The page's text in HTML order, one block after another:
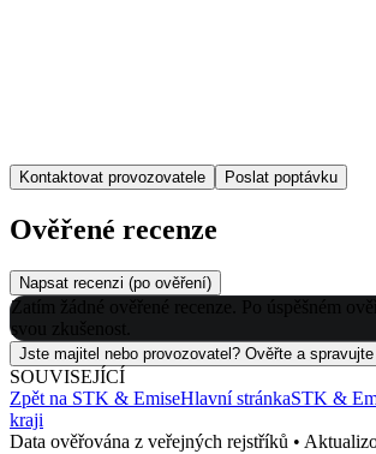
Kontaktovat provozovatele Poslat poptávku
Ověřené recenze
Napsat recenzi (po ověření)
Zatím žádné ověřené recenze. Po úspěšném
svou zkušenost.
Jste majitel nebo provozovatel? Ověřte a spravujte
SOUVISEJÍCÍ
Zpět na STK & EmiseHlavní stránkaSTK &
kraji
Data ověřována z veřejných rejstříků •